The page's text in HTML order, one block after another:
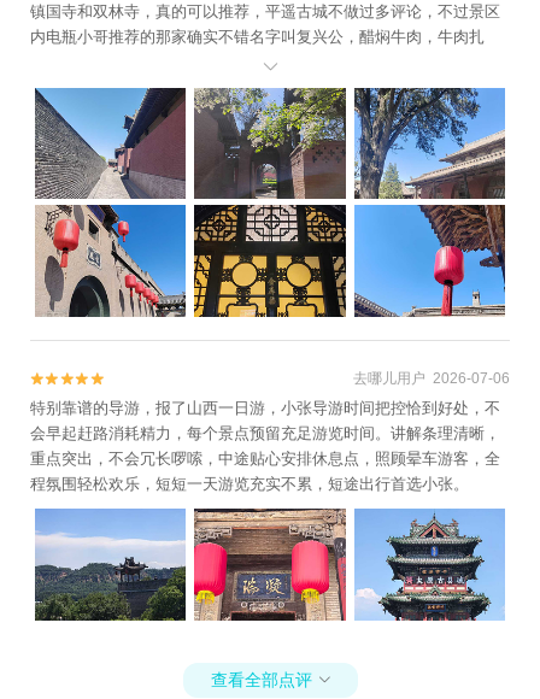
镇国寺和双林寺，真的可以推荐，平遥古城不做过多评论，不过景区
内电瓶小哥推荐的那家确实不错名字叫复兴公，醋焖牛肉，牛肉扎
实，一点儿不塞牙，醋的酸味儿没有，只留下了香，感叹山西人把醋
的烹饪做到了极致


 去哪儿用户 2026-07-06
特别靠谱的导游，报了山西一日游，小张导游时间把控恰到好处，不
会早起赶路消耗精力，每个景点预留充足游览时间。讲解条理清晰，
重点突出，不会冗长啰嗦，中途贴心安排休息点，照顾晕车游客，全
程氛围轻松欢乐，短短一天游览充实不累，短途出行首选小张。
查看全部点评 